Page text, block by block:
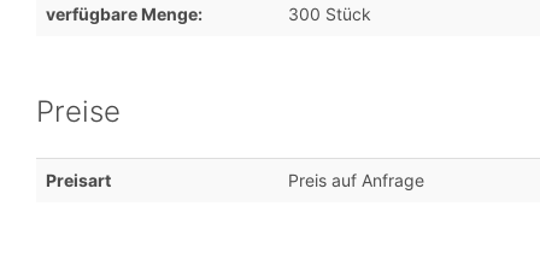
verfügbare Menge: 300 Stück
Preise
Preisart Preis auf Anfrage